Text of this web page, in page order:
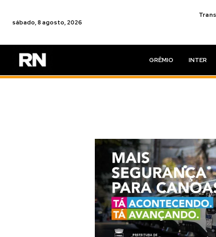
sábado, 8 agosto, 2026
GRÊMIO INTER